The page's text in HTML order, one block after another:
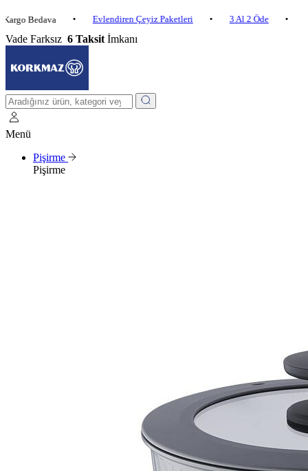
• Evlendiren Çeyiz Paketleri • 3 Al 2 Öde • 2.500 ₺
Vade Farksız 6 Taksit İmkanı
Menü
Pişirme
Pişirme